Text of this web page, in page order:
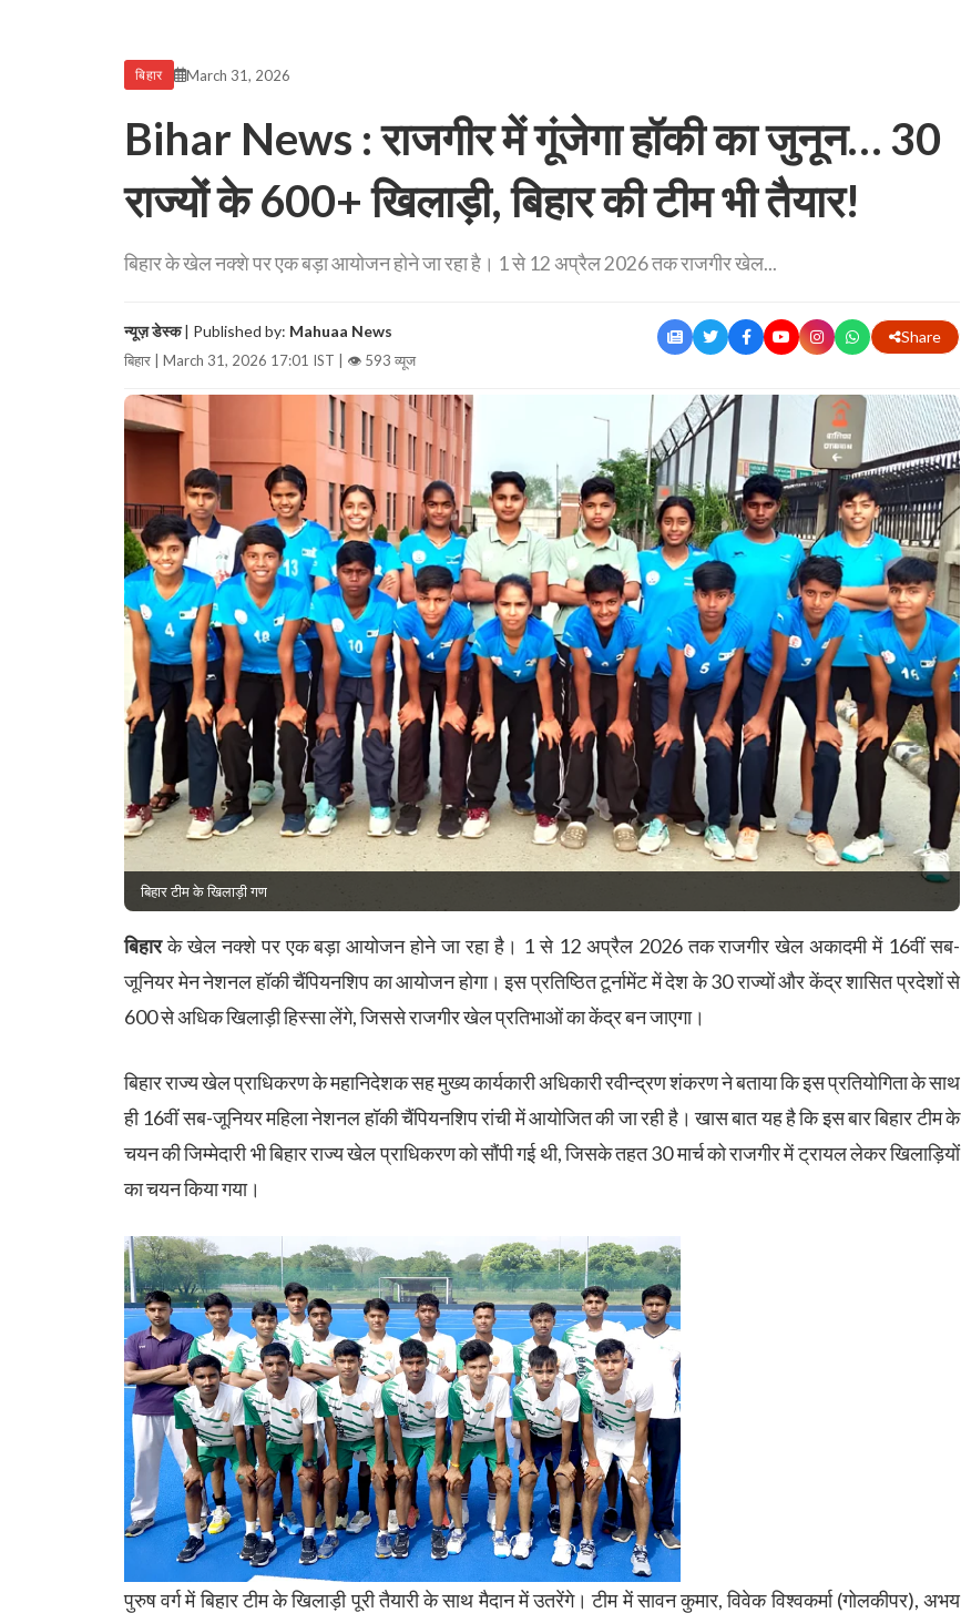
बिहार March 31, 2026
Bihar News : राजगीर में गूंजेगा हॉकी का जुनून… 30
राज्यों के 600+ खिलाड़ी, बिहार की टीम भी तैयार!
बिहार के खेल नक्शे पर एक बड़ा आयोजन होने जा रहा है। 1 से 12 अप्रैल 2026 तक राजगीर खेल...
न्यूज़ डेस्क| Published by: Mahuaa News
बिहार | March 31, 2026 17:01 IST | 👁 593 व्यूज
Share
बिहार टीम के खिलाड़ी गण
बिहारके खेल नक्शे पर एक बड़ा आयोजन होने जा रहा है। 1 से 12 अप्रैल 2026 तक राजगीर खेल अकादमी में 16वीं सब-
जूनियर मेन नेशनल हॉकी चैंपियनशिप का आयोजन होगा। इस प्रतिष्ठित टूर्नामेंट में देश के 30 राज्यों और केंद्र शासित प्रदेशों से
600 से अधिक खिलाड़ी हिस्सा लेंगे, जिससे राजगीर खेल प्रतिभाओं का केंद्र बन जाएगा।
बिहार राज्य खेल प्राधिकरण के महानिदेशक सह मुख्य कार्यकारी अधिकारी रवीन्द्रण शंकरण ने बताया कि इस प्रतियोगिता के साथ
ही 16वीं सब-जूनियर महिला नेशनल हॉकी चैंपियनशिप रांची में आयोजित की जा रही है। खास बात यह है कि इस बार बिहार टीम के
चयन की जिम्मेदारी भी बिहार राज्य खेल प्राधिकरण को सौंपी गई थी, जिसके तहत 30 मार्च को राजगीर में ट्रायल लेकर खिलाड़ियों
का चयन किया गया।
पुरुष वर्ग में बिहार टीम के खिलाड़ी पूरी तैयारी के साथ मैदान में उतरेंगे। टीम में सावन कुमार, विवेक विश्वकर्मा (गोलकीपर), अभय